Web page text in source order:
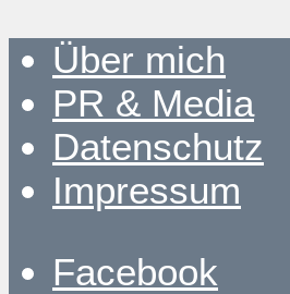
Über mich
PR & Media
Datenschutz
Impressum
Facebook